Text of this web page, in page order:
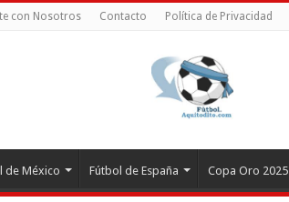
con Nosotros Contacto Política de Privacidad
de México Fútbol de España Copa Oro 2025